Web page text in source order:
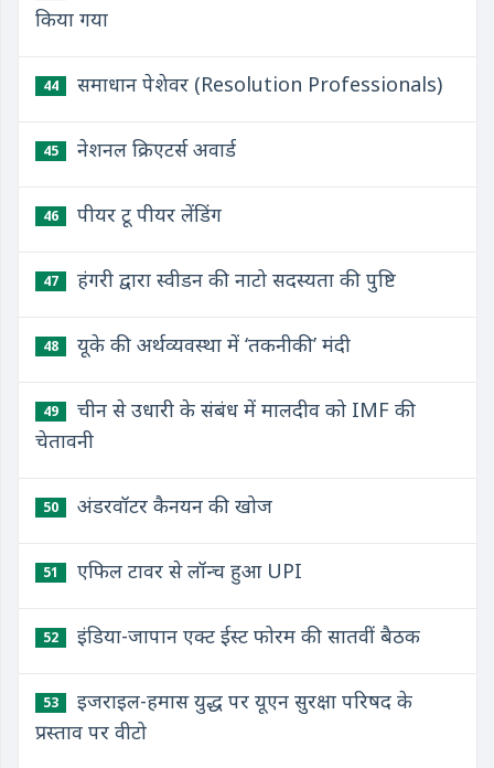
किया गया
44 समाधान पेशेवर (Resolution Professionals)
45 नेशनल क्रिएटर्स अवार्ड
46 पीयर टू पीयर लेंडिंग
47 हंगरी द्वारा स्वीडन की नाटो सदस्यता की पुष्टि
48 यूके की अर्थव्यवस्था में ‘तकनीकी’ मंदी
49
चीन से उधारी के संबंध में मालदीव को IMF की
चेतावनी
50 अंडरवॉटर कैनयन की खोज
51 एफिल टावर से लॉन्च हुआ UPI
52 इंडिया-जापान एक्ट ईस्ट फोरम की सातवीं बैठक
53
इजराइल-हमास युद्ध पर यूएन सुरक्षा परिषद के
प्रस्ताव पर वीटो